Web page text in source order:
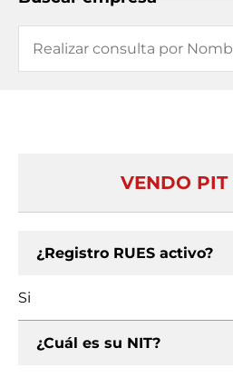
VENDO PIT
¿Registro RUES activo?
Si
¿Cuál es su NIT?